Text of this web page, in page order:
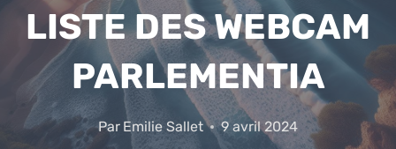
LISTE DES WEBCAM
PARLEMENTIA
Par Emilie Sallet 9 avril 2024